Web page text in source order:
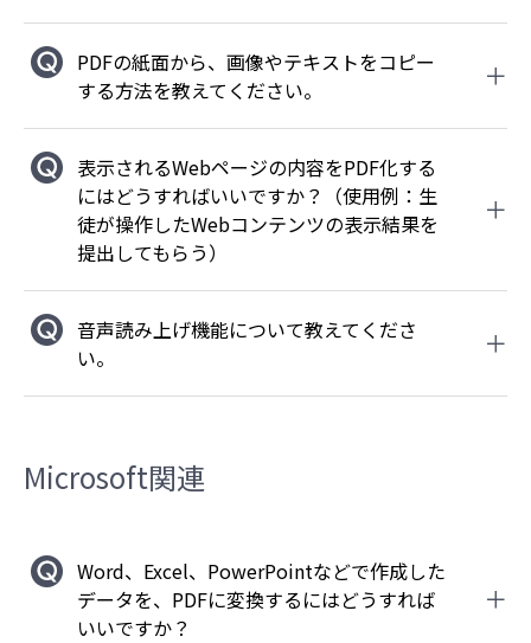
PDFの紙面から、画像やテキストをコピー
する方法を教えてください。
表示されるWebページの内容をPDF化する
にはどうすればいいですか？（使用例：生
徒が操作したWebコンテンツの表示結果を
提出してもらう）
音声読み上げ機能について教えてくださ
い。
Microsoft関連
Word、Excel、PowerPointなどで作成した
データを、PDFに変換するにはどうすれば
いいですか？